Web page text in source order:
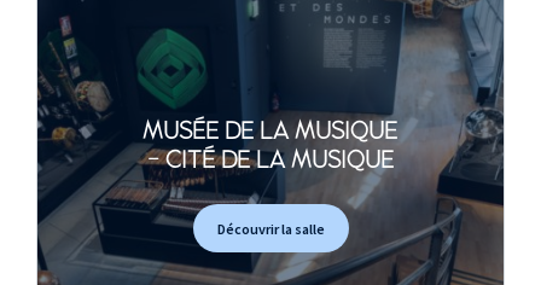
MUSÉE DE LA MUSIQUE
- CITÉ DE LA MUSIQUE
Découvrir la salle